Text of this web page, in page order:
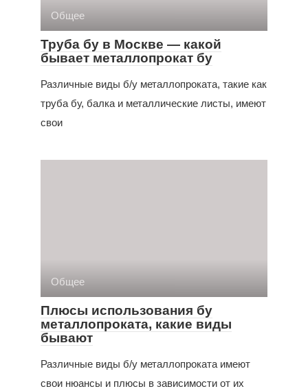
Общее
Труба бу в Москве — какой
бывает металлопрокат бу
Различные виды б/у металлопроката, такие как
труба бу, балка и металлические листы, имеют
свои
Общее
Плюсы использования бу
металлопроката, какие виды
бывают
Различные виды б/у металлопроката имеют
свои нюансы и плюсы в зависимости от их